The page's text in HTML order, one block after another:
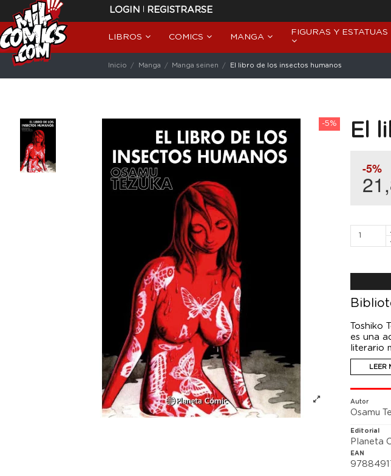
LOGIN | REGISTRARSE
LIBROS COMICS MANGA
FIGURAS Y ESTATUAS
Inicio Manga Manga seinen El libro de los insectos humanos
-5% El
-5%
Toshiko
es una
literario
Sus
LEER
Autor
Osamu
Editorial
Planeta
EAN